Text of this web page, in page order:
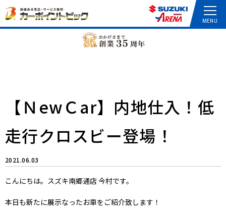
【ＮewＣar】内地仕入！低
走行クロスビー登場！
2021.06.03
こんにちは。スズキ南郷通店 今村です。
本日も新たに展示なったお車をご紹介致します！